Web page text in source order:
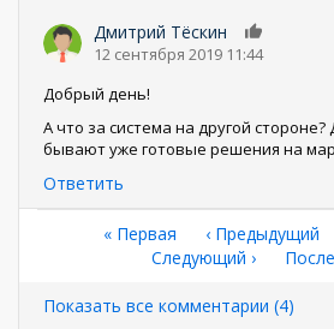
Дмитрий Тёскин
12 сентября 2019 11:44
Добрый день!
А что за система на другой стороне?
бывают уже готовые решения на
Ответить
Нумерация
страниц
Первая
страница
« Первая ←
‹ Предыдущий
Следующая
Следующий ›
Показать все комментарии (4)